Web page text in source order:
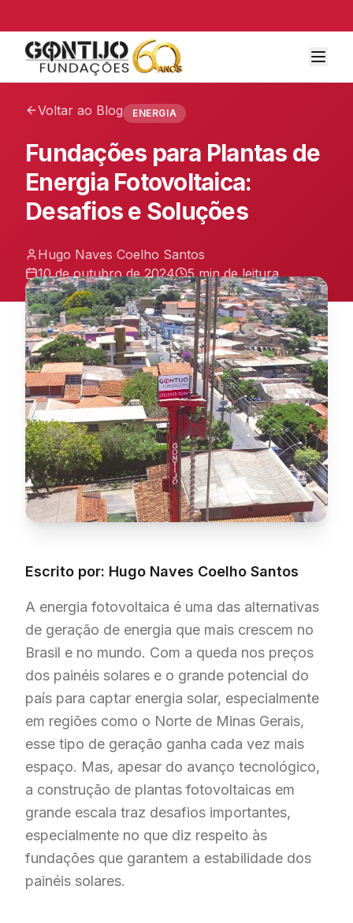
Voltar ao Blog ENERGIA
Fundações para Plantas de
Energia Fotovoltaica:
Desafios e Soluções
Hugo Naves Coelho Santos
10 de outubro de 2024
5 minde leitura
Escrito por: Hugo Naves Coelho Santos
A energia fotovoltaica é uma das alternativas
de geração de energia que mais crescem no
Brasil e no mundo. Com a queda nos preços
dos painéis solares e o grande potencial do
país para captar energia solar, especialmente
em regiões como o Norte de Minas Gerais,
esse tipo de geração ganha cada vez mais
espaço. Mas, apesar do avanço tecnológico,
a construção de plantas fotovoltaicas em
grande escala traz desafios importantes,
especialmente no que diz respeito às
fundações que garantem a estabilidade dos
painéis solares.